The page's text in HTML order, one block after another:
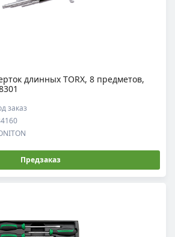
длинных TORX, 8 предметов,
заказ
Предзаказ